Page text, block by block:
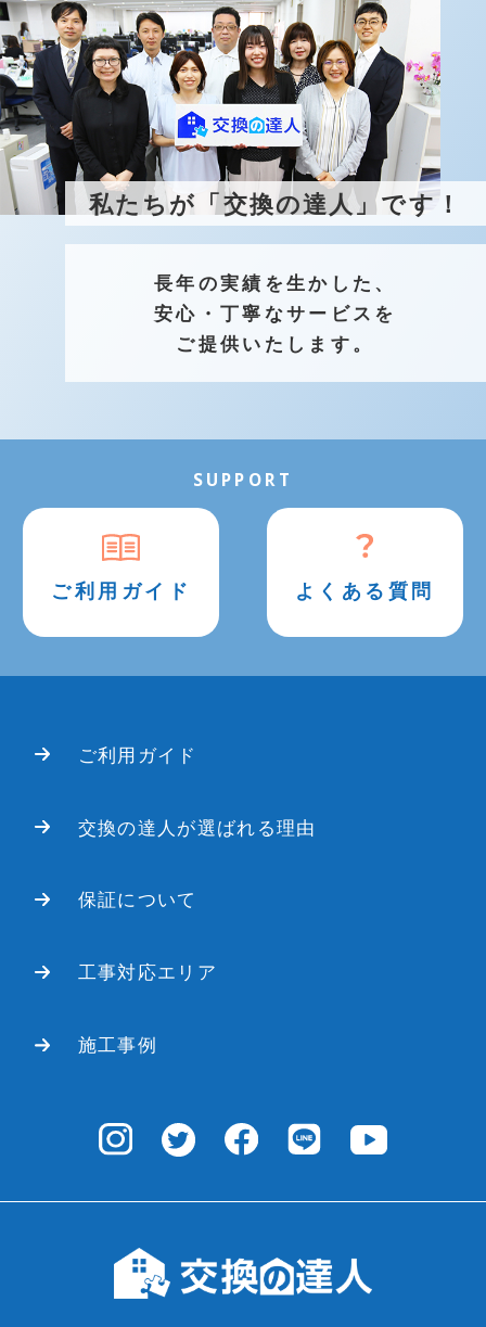
私たちが「交換の達人」です！
長年の実績を生かした、
安心・丁寧なサービスを
ご提供いたします。
SUPPORT
ご利用ガイド よくある質問
ご利用ガイド
交換の達人が選ばれる理由
保証について
工事対応エリア
施工事例